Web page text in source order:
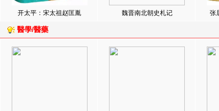
开太平：宋太祖赵匡胤 魏晋南北朝史札记 张
醫學/醫藥